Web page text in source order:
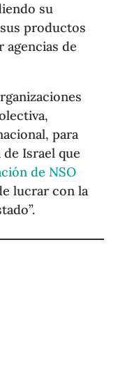
su
productos
agencias de
para
Israel que
de NSO
lucrar con la